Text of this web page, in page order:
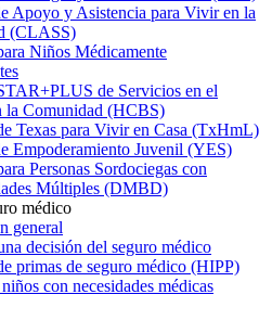
Apoyo y Asistencia para Vivir en la
(CLASS)
Niños Médicamente
de Servicios en el
la Comunidad (HCBS)
Texas para Vivir en Casa (TxHmL)
Empoderamiento Juvenil (YES)
Personas Sordociegas con
Múltiples (DMBD)
médico
general
decisión del seguro médico
primas de seguro médico (HIPP)
con necesidades médicas